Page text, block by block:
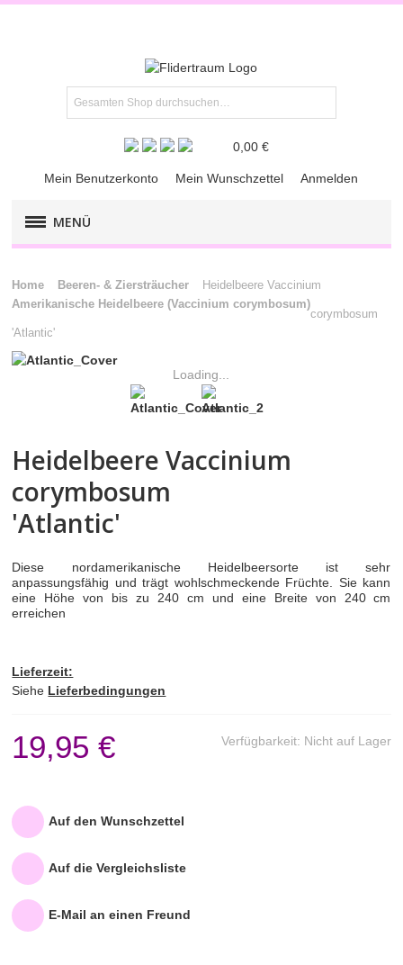
0,00 €
Mein Benutzerkonto Mein Wunschzettel Anmelden
MENÜ
FLIEDER-​PREMIUM
FLIEDER-RARITÄTEN
Ziersträucher
Amerikanische Heidelbeere (Vaccinium
Waldheidelbeere (Vaccinium myrtillus)
Bauernjasmin (Philadelphus)
Lorbeerrose (Kalmia)
TIPPS & ZUBEHÖR
UNTERNEHMEN
PICCOPLANT IM TV
Home
Beeren- & Ziersträucher
Amerikanische Heidelbeere (Vaccinium corymbosum)
Heidelbeere Vaccinium
corymbosum
'Atlantic'
Loading...
Heidelbeere Vaccinium
corymbosum
'Atlantic'
Diese nordamerikanische Heidelbeersorte ist sehr
anpassungsfähig und trägt wohlschmeckende Früchte. Sie kann
eine Höhe von bis zu 240 cm und eine Breite von 240 cm
erreichen
Lieferzeit:
Siehe Lieferbedingungen
Verfügbarkeit: Nicht auf Lager
19,95 €
Auf den Wunschzettel
Auf die Vergleichsliste
E-Mail an einen Freund